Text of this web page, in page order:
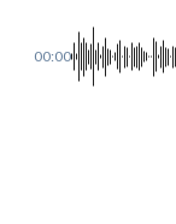
00:00